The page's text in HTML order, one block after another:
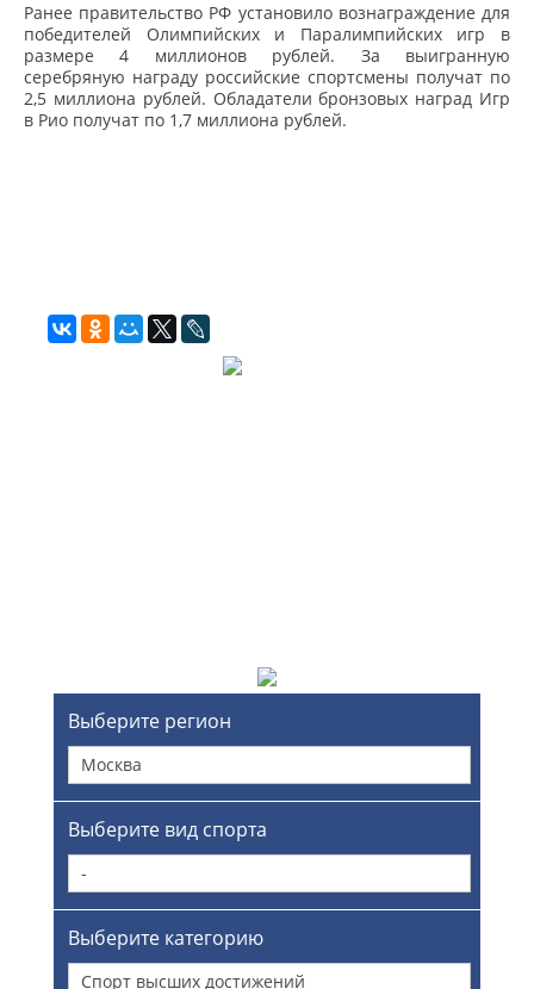
Ранее правительство РФ установило вознаграждение для
победителей Олимпийских и Паралимпийских игр в
размере 4 миллионов рублей. За выигранную
серебряную награду российские спортсмены получат по
2,5 миллиона рублей. Обладатели бронзовых наград Игр
в Рио получат по 1,7 миллиона рублей.
Выберите регион
Москва
Выберите вид спорта
-
Выберите категорию
Спорт высших достижений